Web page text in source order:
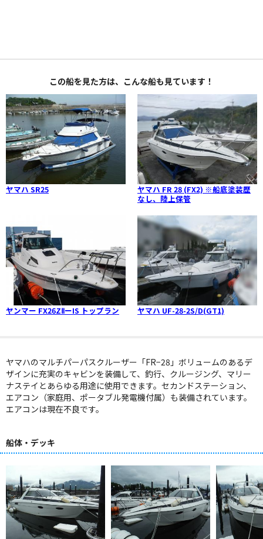
この船を見た方は、こんな船も見ています！
ヤマハ SR25
ヤマハ FR 28 (FX2) ※船底塗装歴
なし、陸上保管
ヤンマー FX26ZⅡーIS トップラン ヤマハ UF-28-2S/D(GT1)
ヤマハのマルチパーパスクルーザー「FR−28」ボリュームのあるデ
ザインに充実のキャビンを装備して、釣行、クルージング、マリー
ナステイとあらゆる用途に使用できます。セカンドステーション、
エアコン（家庭用、ポータブル発電機付属）も装備されています。
エアコンは現在不良です。
船体・デッキ